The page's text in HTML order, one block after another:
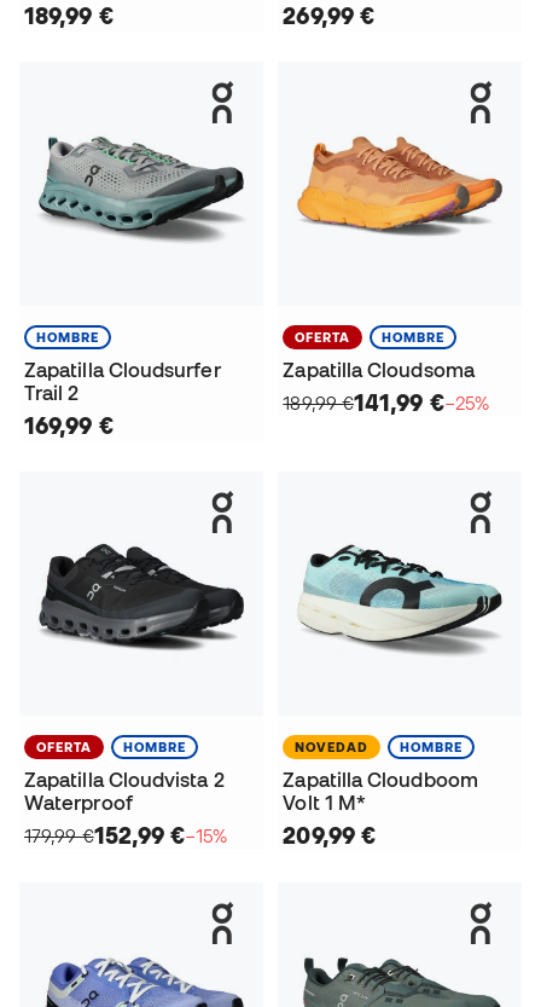
189,99 € 269,99 €
HOMBRE
Zapatilla Cloudsurfer
Trail 2
169,99 €
OFERTA HOMBRE
Zapatilla Cloudsoma
189,99 €141,99 €−25%
OFERTA HOMBRE
Zapatilla Cloudvista 2
Waterproof
179,99 €152,99 €−15%
NOVEDAD HOMBRE
Zapatilla Cloudboom
Volt 1 M*
209,99 €